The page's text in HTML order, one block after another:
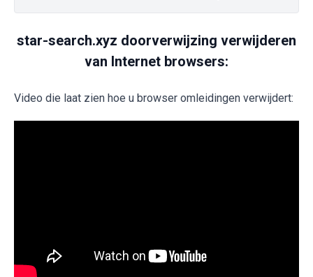
star-search.xyz doorverwijzing verwijderen
van Internet browsers:
Video die laat zien hoe u browser omleidingen verwijdert: